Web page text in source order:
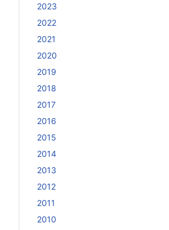
2023
2022
2021
2020
2019
2018
2017
2016
2015
2014
2013
2012
2011
2010